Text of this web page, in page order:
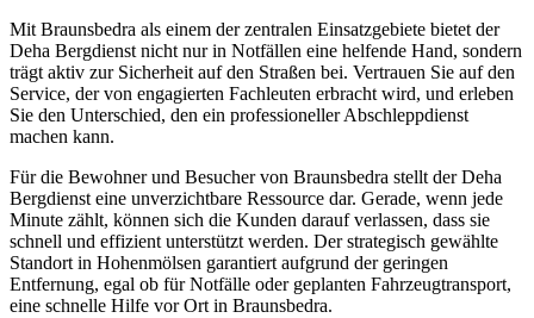
Mit Braunsbedra als einem der zentralen Einsatzgebiete bietet der
Deha Bergdienst nicht nur in Notfällen eine helfende Hand, sondern
trägt aktiv zur Sicherheit auf den Straßen bei. Vertrauen Sie auf den
Service, der von engagierten Fachleuten erbracht wird, und erleben
Sie den Unterschied, den ein professioneller Abschleppdienst
machen kann.
Für die Bewohner und Besucher von Braunsbedra stellt der Deha
Bergdienst eine unverzichtbare Ressource dar. Gerade, wenn jede
Minute zählt, können sich die Kunden darauf verlassen, dass sie
schnell und effizient unterstützt werden. Der strategisch gewählte
Standort in Hohenmölsen garantiert aufgrund der geringen
Entfernung, egal ob für Notfälle oder geplanten Fahrzeugtransport,
eine schnelle Hilfe vor Ort in Braunsbedra.